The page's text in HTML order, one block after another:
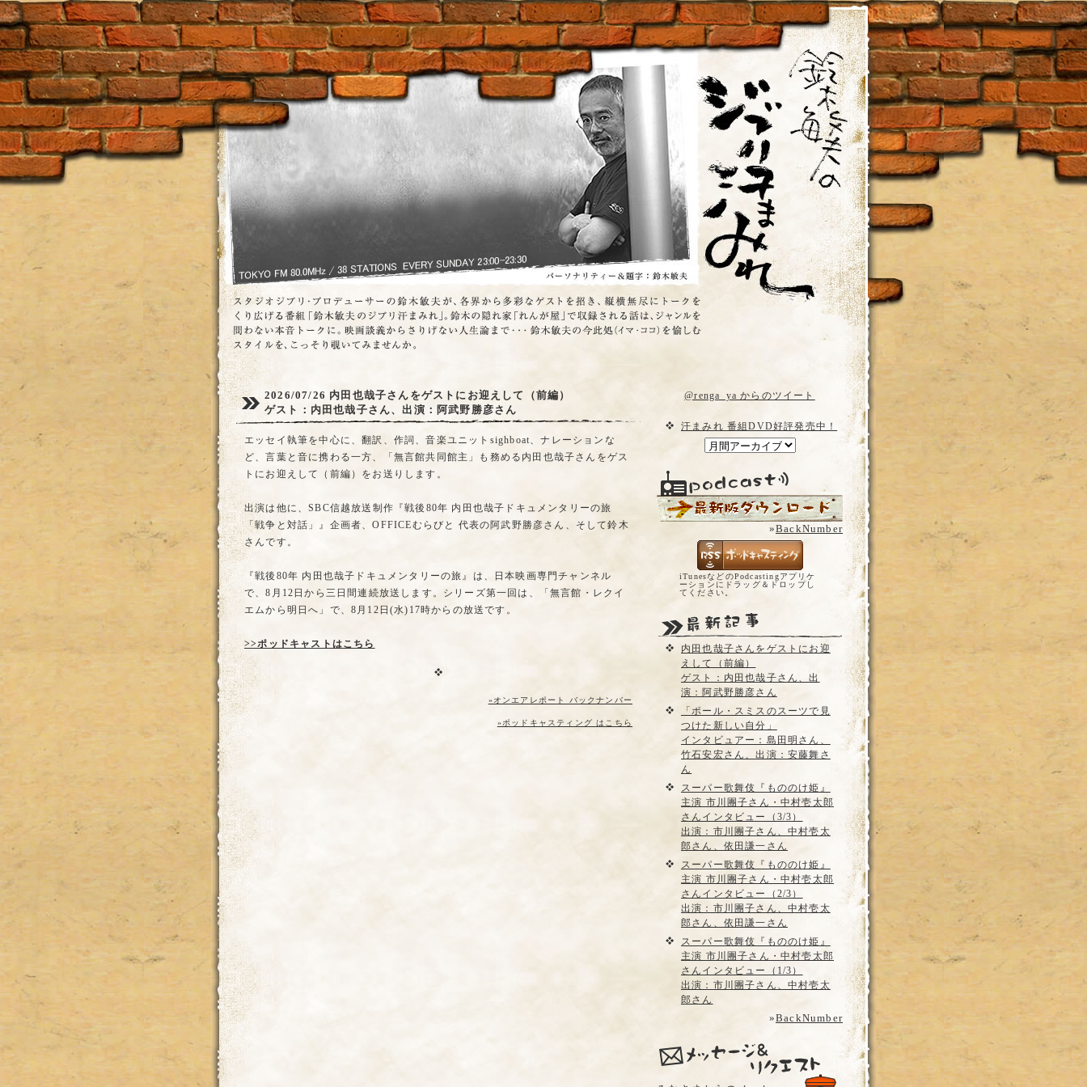
2026/07/26 内田也哉子さんをゲストにお迎えして（前編）
ゲスト：内田也哉子さん、出演：阿武野勝彦さん
エッセイ執筆を中心に、翻訳、作詞、音楽ユニットsighboat、ナレーションな
ど、言葉と音に携わる一方、「無言館共同館主」も務める内田也哉子さんをゲス
トにお迎えして（前編）をお送りします。
出演は他に、SBC信越放送制作『戦後80年 内田也哉子ドキュメンタリーの旅
「戦争と対話」』企画者、OFFICEむらびと 代表の阿武野勝彦さん、そして鈴木
さんです。
『戦後80年 内田也哉子ドキュメンタリーの旅』は、日本映画専門チャンネル
で、8月12日から三日間連続放送します。シリーズ第一回は、「無言館・レクイ
エムから明日へ」で、8月12日(水)17時からの放送です。
>>ポッドキャストはこちら
»オンエアレポート バックナンバー
»ポッドキャスティング はこちら
@renga_ya からのツイート
汗まみれ 番組DVD好評発売中！
»BackNumber
iTunesなどのPodcastingアプリケ
ーションにドラッグ＆ドロップし
てください。
内田也哉子さんをゲストにお迎
えして（前編）
ゲスト：内田也哉子さん、出
演：阿武野勝彦さん
「ポール・スミスのスーツで見
つけた新しい自分」
インタビュアー：島田明さん、
竹石安宏さん、出演：安藤舞さ
ん
スーパー歌舞伎『もののけ姫』
主演 市川團子さん・中村壱太郎
さんインタビュー（3/3）
出演：市川團子さん、中村壱太
郎さん、依田謙一さん
スーパー歌舞伎『もののけ姫』
主演 市川團子さん・中村壱太郎
さんインタビュー（2/3）
出演：市川團子さん、中村壱太
郎さん、依田謙一さん
スーパー歌舞伎『もののけ姫』
主演 市川團子さん・中村壱太郎
さんインタビュー（1/3）
出演：市川團子さん、中村壱太
郎さん
»BackNumber